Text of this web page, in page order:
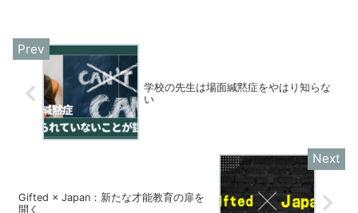
学校の先生は場面緘黙症をやはり知らな
い
Gifted × Japan：新たな才能教育の扉を
開く